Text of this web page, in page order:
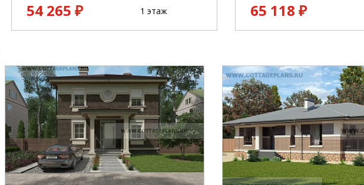
54 265 ₽
1 этаж
65 118 ₽